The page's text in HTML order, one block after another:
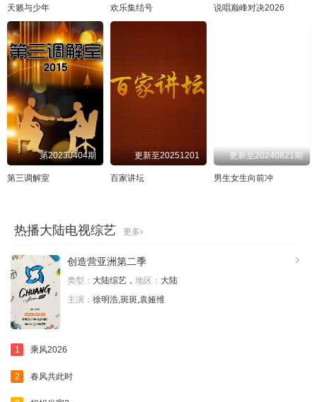
天籁与少年 欢乐集结号 说唱巅峰对决2026
第20230404期
第三调解室
更新至20251201
百家讲坛
更新至20240821期
男生女生向前冲
热播大陆电视综艺 更多
创造营亚洲第二季‎
类型： 大陆综艺， 地区： 大陆
主演： 徐明浩,斑斑,袁娅维
1 乘风2026
2 春风共此时